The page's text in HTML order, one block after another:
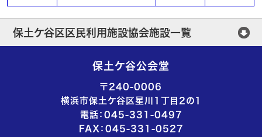
保土ケ谷区区民利用施設協会施設一覧
横浜市ほどがや地区センター
横浜市西谷地区センター
横浜市初音が丘地区センター
保土ケ谷公会堂
〒240-0006
横浜市保土ケ谷区星川1丁目2の1
電話：045-331-0497
FAX：045-331-0527